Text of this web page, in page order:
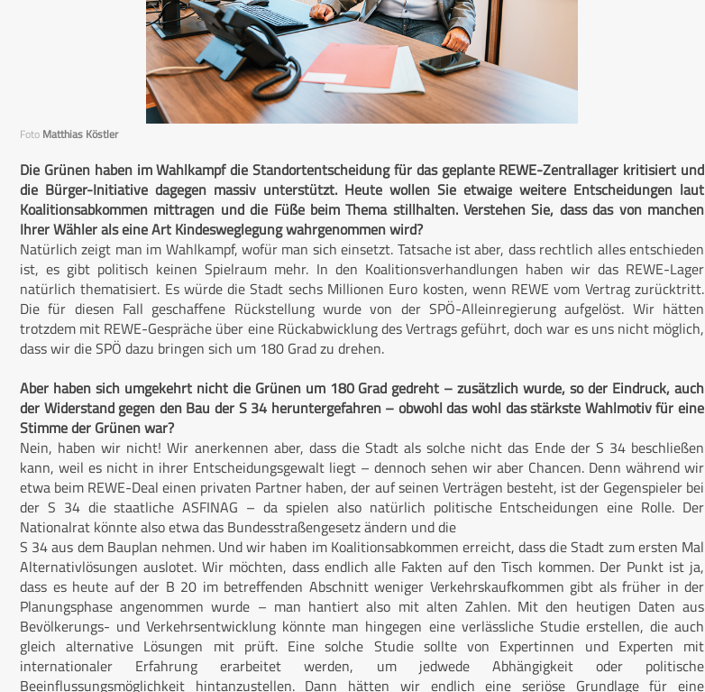
Foto Matthias Köstler
Die Grünen haben im Wahlkampf die Standortentscheidung für das geplante REWE-Zentrallager kritisiert und
die Bürger-Initiative dagegen massiv unterstützt. Heute wollen Sie etwaige weitere Entscheidungen laut
Koalitionsabkommen mittragen und die Füße beim Thema stillhalten. Verstehen Sie, dass das von manchen
Ihrer Wähler als eine Art Kindesweglegung wahrgenommen wird?
Natürlich zeigt man im Wahlkampf, wofür man sich einsetzt. Tatsache ist aber, dass rechtlich alles entschieden
ist, es gibt politisch keinen Spielraum mehr. In den Koalitionsverhandlungen haben wir das REWE-Lager
natürlich thematisiert. Es würde die Stadt sechs Millionen Euro kosten, wenn REWE vom Vertrag zurücktritt.
Die für diesen Fall geschaffene Rückstellung wurde von der SPÖ-Alleinregierung aufgelöst. Wir hätten
trotzdem mit REWE-Gespräche über eine Rückabwicklung des Vertrags geführt, doch war es uns nicht möglich,
dass wir die SPÖ dazu bringen sich um 180 Grad zu drehen.
Aber haben sich umgekehrt nicht die Grünen um 180 Grad gedreht – zusätzlich wurde, so der Eindruck, auch
der Widerstand gegen den Bau der S 34 heruntergefahren – obwohl das wohl das stärkste Wahlmotiv für eine
Stimme der Grünen war?
Nein, haben wir nicht! Wir anerkennen aber, dass die Stadt als solche nicht das Ende der S 34 beschließen
kann, weil es nicht in ihrer Entscheidungsgewalt liegt – dennoch sehen wir aber Chancen. Denn während wir
etwa beim REWE-Deal einen privaten Partner haben, der auf seinen Verträgen besteht, ist der Gegenspieler bei
der S 34 die staatliche ASFINAG – da spielen also natürlich politische Entscheidungen eine Rolle. Der
Nationalrat könnte also etwa das Bundesstraßengesetz ändern und die
S 34 aus dem Bauplan nehmen. Und wir haben im Koalitionsabkommen erreicht, dass die Stadt zum ersten Mal
Alternativlösungen auslotet. Wir möchten, dass endlich alle Fakten auf den Tisch kommen. Der Punkt ist ja,
dass es heute auf der B 20 im betreffenden Abschnitt weniger Verkehrskaufkommen gibt als früher in der
Planungsphase angenommen wurde – man hantiert also mit alten Zahlen. Mit den heutigen Daten aus
Bevölkerungs- und Verkehrsentwicklung könnte man hingegen eine verlässliche Studie erstellen, die auch
gleich alternative Lösungen mit prüft. Eine solche Studie sollte von Expertinnen und Experten mit
internationaler Erfahrung erarbeitet werden, um jedwede Abhängigkeit oder politische
Beeinflussungsmöglichkeit hintanzustellen. Dann hätten wir endlich eine seriöse Grundlage für eine